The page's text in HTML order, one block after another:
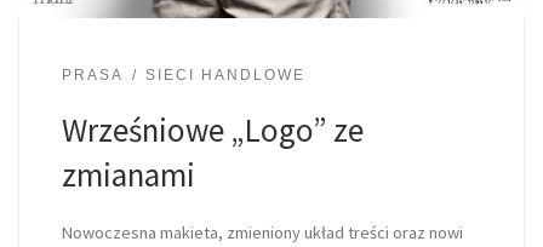
PRASA SIECI HANDLOWE
Wrześniowe „Logo” ze
zmianami
Nowoczesna makieta, zmieniony układ treści oraz nowi